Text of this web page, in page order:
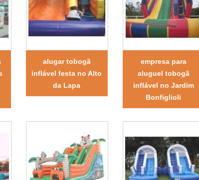
alugar tobogã
inflável festa no Alto
da Lapa
empresa para
aluguel tobogã
inflável no Jardim
Bonfiglioli